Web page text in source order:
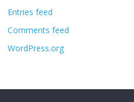
Entries feed
Comments feed
WordPress.org